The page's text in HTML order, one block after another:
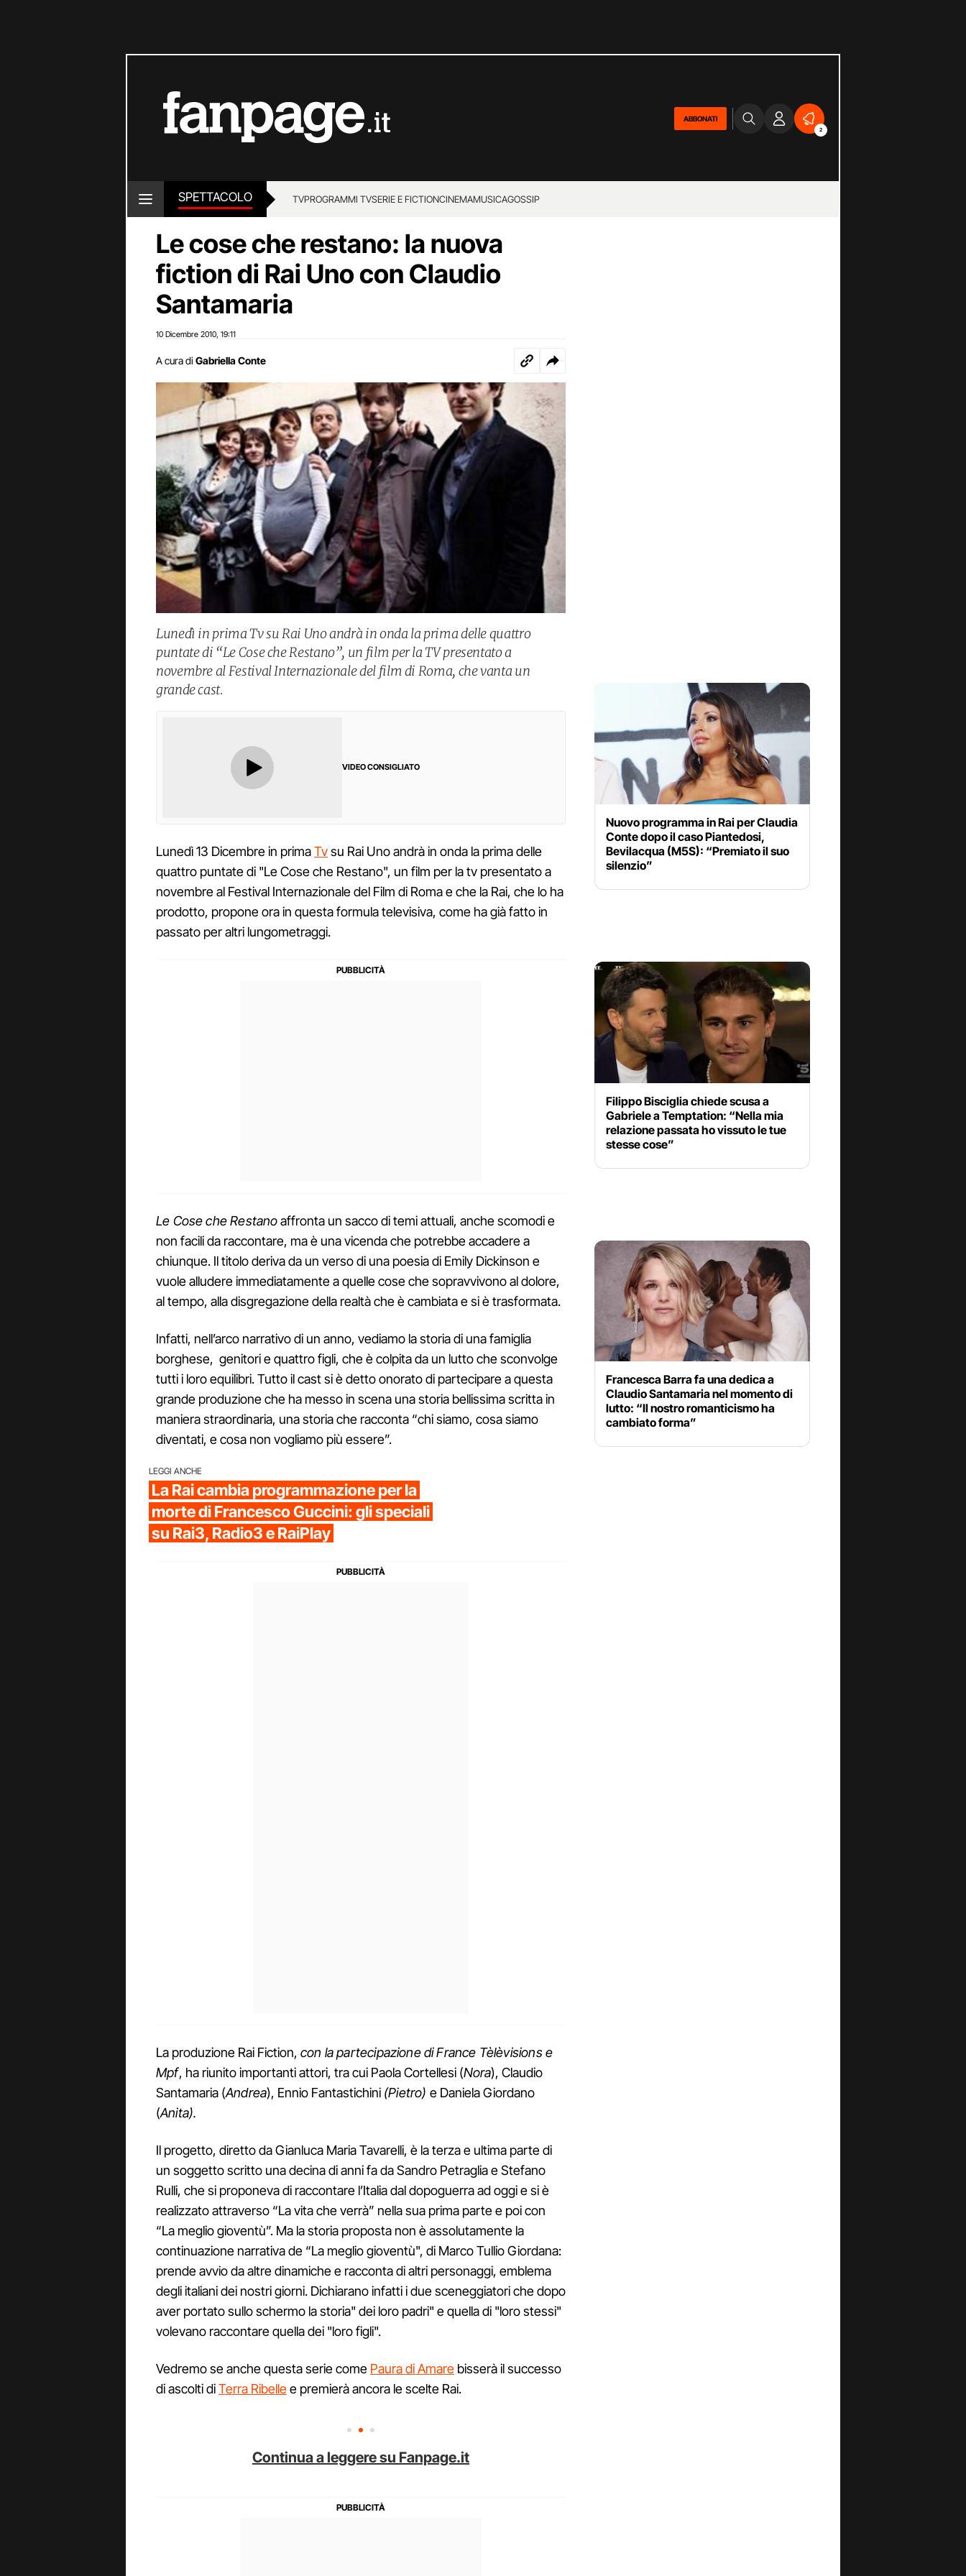
ABBONATI
2
SPETTACOLO TVPROGRAMMI TVSERIE E FICTIONCINEMAMUSICAGOSSIP
Le cose che restano: la nuova
fiction di Rai Uno con Claudio
Santamaria
10 Dicembre 2010 19:11
A cura di Gabriella Conte
Lunedì in prima Tv su Rai Uno andrà in onda la prima delle quattro
puntate di “Le Cose che Restano”, un film per la TV presentato a
novembre al Festival Internazionale del film di Roma, che vanta un
grande cast.
VIDEO CONSIGLIATO
Lunedì 13 Dicembre in primaTvsu Rai Uno andrà in onda la prima delle
quattro puntate di "Le Cose che Restano", un film per la tv presentato a
novembre al Festival Internazionale del Film di Roma e che la Rai, che lo ha
prodotto, propone ora in questa formula televisiva, come ha già fatto in
passato per altri lungometraggi.
Le Cose che Restanoaffronta un sacco di temi attuali, anche scomodi e
non facili da raccontare, ma è una vicenda che potrebbe accadere a
chiunque. Il titolo deriva da un verso di una poesia di Emily Dickinson e
vuole alludere immediatamente a quelle cose che sopravvivono al dolore,
al tempo, alla disgregazione della realtà che è cambiata e si è trasformata.
Infatti, nell’arco narrativo di un anno, vediamo la storia di una famiglia
borghese, genitori e quattro figli, che è colpita da un lutto che sconvolge
tutti i loro equilibri. Tutto il cast si è detto onorato di partecipare a questa
grande produzione che ha messo in scena una storia bellissima scritta in
maniera straordinaria, una storia che racconta “chi siamo, cosa siamo
diventati, e cosa non vogliamo più essere”.
LEGGI ANCHE
La Rai cambia programmazione per la
morte di Francesco Guccini: gli speciali
su Rai3, Radio3 e RaiPlay
La produzione Rai Fiction, con la partecipazione di France Tèlèvisions e
Mpf, ha riunito importanti attori, tra cui Paola Cortellesi (Nora), Claudio
Santamaria (Andrea), Ennio Fantastichini (Pietro) e Daniela Giordano
(Anita).
Il progetto, diretto da Gianluca Maria Tavarelli, è la terza e ultima parte di
un soggetto scritto una decina di anni fa da Sandro PetragliaeStefano
Rulli, che si proponeva di raccontare l’Italia dal dopoguerra ad oggi e si è
realizzato attraverso “La vita che verrà” nella sua prima parte e poi con
“La meglio gioventù”. Ma la storia proposta non è assolutamente la
continuazione narrativa de “La meglio gioventù", di Marco Tullio Giordana:
prende avvio da altre dinamiche e racconta di altri personaggi, emblema
degli italiani dei nostri giorni. Dichiarano infatti i due sceneggiatori che dopo
aver portato sullo schermo la storia" dei loro padri" e quella di "loro stessi"
volevano raccontare quella dei "loro figli".
Vedremo se anche questa serie come Paura di Amare bisserà il successo
di ascolti diTerra Ribellee premierà ancora le scelte Rai.
Continua a leggere su Fanpage.it
Nuovo programma in Rai per Claudia
Conte dopo il caso Piantedosi,
Bevilacqua (M5S): “Premiato il suo
silenzio”
Filippo Bisciglia chiede scusa a
Gabriele a Temptation: “Nella mia
relazione passata ho vissuto le tue
stesse cose”
Francesca Barra fa una dedica a
Claudio Santamaria nel momento di
lutto: “Il nostro romanticismo ha
cambiato forma”